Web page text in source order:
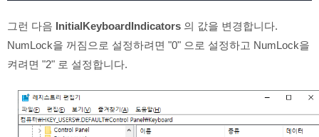
그런 다음 InitialKeyboardIndicators 의 값을 변경합니다.
NumLock을 꺼짐으로 설정하려면 "0" 으로 설정하고 NumLock을
켜려면 "2" 로 설정합니다.